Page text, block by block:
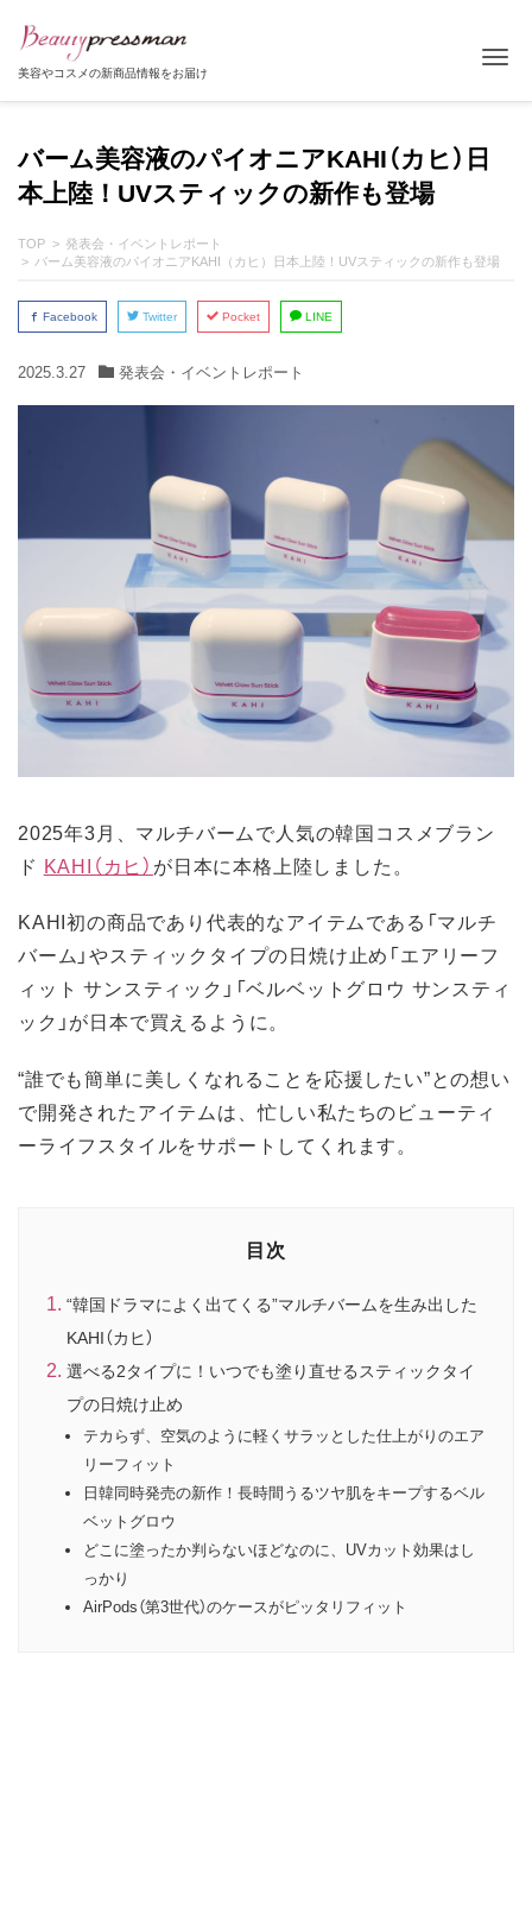
美容やコスメの新商品情報をお届け
バーム美容液のパイオニアKAHI（カヒ）日
本上陸！UVスティックの新作も登場
TOP
発表会・イベントレポート
バーム美容液のパイオニアKAHI（カヒ）日本上陸！UVスティックの新作も登場
Facebook Twitter Pocket LINE
2025.3.27 発表会・イベントレポート
2025年3月、マルチバームで人気の韓国コスメブラン
ド KAHI（カヒ） が日本に本格上陸しました。
KAHI初の商品であり代表的なアイテムである「マルチ
バーム」やスティックタイプの日焼け止め「エアリーフ
ィット サンスティック」「ベルベットグロウ サンスティ
ック」が日本で買えるように。
“誰でも簡単に美しくなれることを応援したい”との想い
で開発されたアイテムは、忙しい私たちのビューティ
ーライフスタイルをサポートしてくれます。
目次
“韓国ドラマによく出てくる”マルチバームを生み出した
KAHI（カヒ）
選べる2タイプに！いつでも塗り直せるスティックタイ
プの日焼け止め
テカらず、空気のように軽くサラッとした仕上がりのエア
リーフィット
日韓同時発売の新作！長時間うるツヤ肌をキープするベル
ベットグロウ
どこに塗ったか判らないほどなのに、UVカット効果はし
っかり
AirPods（第3世代）のケースがピッタリフィット